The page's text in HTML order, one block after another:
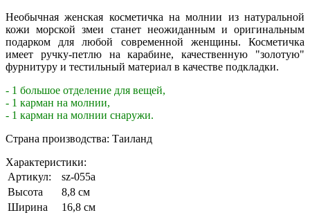
Необычная женская косметичка на молнии из натуральной
кожи морской змеи станет неожиданным и оригинальным
подарком для любой современной женщины. Косметичка
имеет ручку-петлю на карабине, качественную "золотую"
фурнитуру и тестильный материал в качестве подкладки.
- 1 большое отделение для вещей,
- 1 карман на молнии,
- 1 карман на молнии снаружи.
Страна производства: Таиланд
Характеристики:
Артикул:
sz-055a
Высота
8,8 см
Ширина
16,8 см